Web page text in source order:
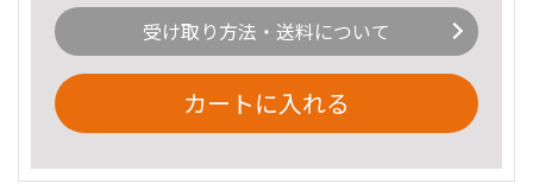
受け取り方法・送料について
カートに入れる